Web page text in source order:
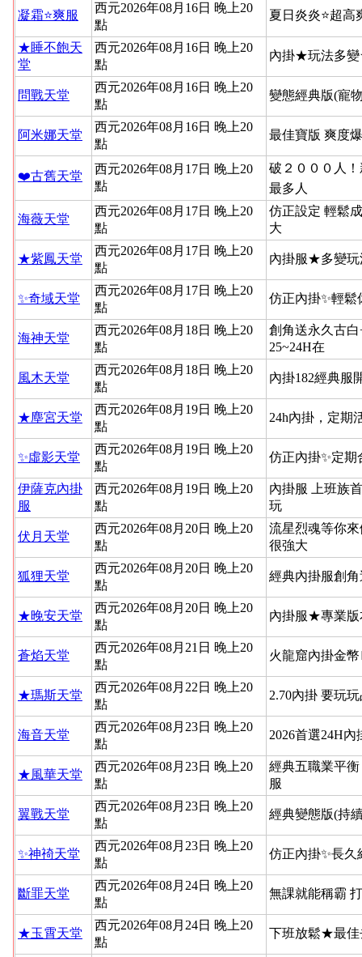
凝霜⭐爽服
西元2026年08月16日 晚上20
點
夏日炎炎⭐超高
★睡不飽天
堂
西元2026年08月16日 晚上20
點
內掛★玩法多
問戰天堂
西元2026年08月16日 晚上20
點
變態經典版(寵
阿米娜天堂
西元2026年08月16日 晚上20
點
最佳寶版 爽度
❤️古舊天堂
西元2026年08月17日 晚上20
點
破２０００人
最多人
海薇天堂
西元2026年08月17日 晚上20
點
仿正設定 輕鬆
大
★紫鳳天堂
西元2026年08月17日 晚上20
點
內掛服★多變
✨奇域天堂
西元2026年08月17日 晚上20
點
仿正內掛✨輕鬆
海神天堂
西元2026年08月18日 晚上20
點
創角送永久古
25~24H在
風木天堂
西元2026年08月18日 晚上20
點
內掛182經典服
★塵宮天堂
西元2026年08月19日 晚上20
點
24h內掛，定期
✨虛影天堂
西元2026年08月19日 晚上20
點
仿正內掛✨定期
伊薩克內掛
服
西元2026年08月19日 晚上20
點
內掛服 上班族
玩
伏月天堂
西元2026年08月20日 晚上20
點
流星烈魂等你
很強大
狐狸天堂
西元2026年08月20日 晚上20
點
經典內掛服創
★晚安天堂
西元2026年08月20日 晚上20
點
內掛服★專業
蒼焰天堂
西元2026年08月21日 晚上20
點
火龍窟內掛金
★瑪斯天堂
西元2026年08月22日 晚上20
點
2.70內掛 要玩
海音天堂
西元2026年08月23日 晚上20
點
2026首選24H
★風華天堂
西元2026年08月23日 晚上20
點
經典五職業平
服
翼戰天堂
西元2026年08月23日 晚上20
點
經典變態版(持
✨神䄎天堂
西元2026年08月23日 晚上20
點
仿正內掛✨長久
斷罪天堂
西元2026年08月24日 晚上20
點
無課就能稱霸
★玉霄天堂
西元2026年08月24日 晚上20
點
下班放鬆★最